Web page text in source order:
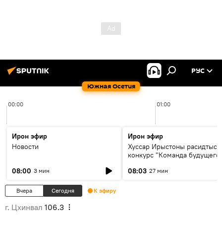
Южная Осетия
РУС
00:00 01:00
Ирон эфир
Новости
08:00 3 мин
Ирон эфир
Хуссар Ирыстоны
конкурс "Команда
08:03 27 мин
Вчера Сегодня К эфиру
г. Цхинвал 106.3